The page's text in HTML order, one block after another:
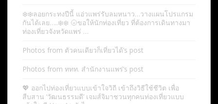
❄️❄️ลอยกระทงปีนี้ แอ่วแพร่รับลมหนาว…วางแผนโปรแกรม
กันได้เลย…..❄️❄️ 🌝ขอให้นักท่องเที่ยว ที่ต้องการเดินทางมา
ท่องเที่ยวจังหวัดแพร่ …
Photos from ตัวคนเดียวก็เที่ยวได้’s post
Photos from ททท. สำนักงานแพร่’s post
💖 ออกไปท่องเที่ยวแบบเข้าใจวิถี เข้าถึงวิธีใช้ชีวิต เพื่อ
สืบสาน ‘วัฒนธรรมดี’ เจมส์จิมาชวนทุกคนท่องเที่ยวแบบ